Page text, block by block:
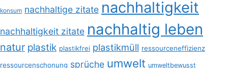
konsum nachhaltige zitate nachhaltigkeit
nachhaltigkeit zitate nachhaltig leben
natur plastik plastikfrei plastikmüll ressourceneffizienz
ressourcenschonung sprüche umwelt umweltbewusst